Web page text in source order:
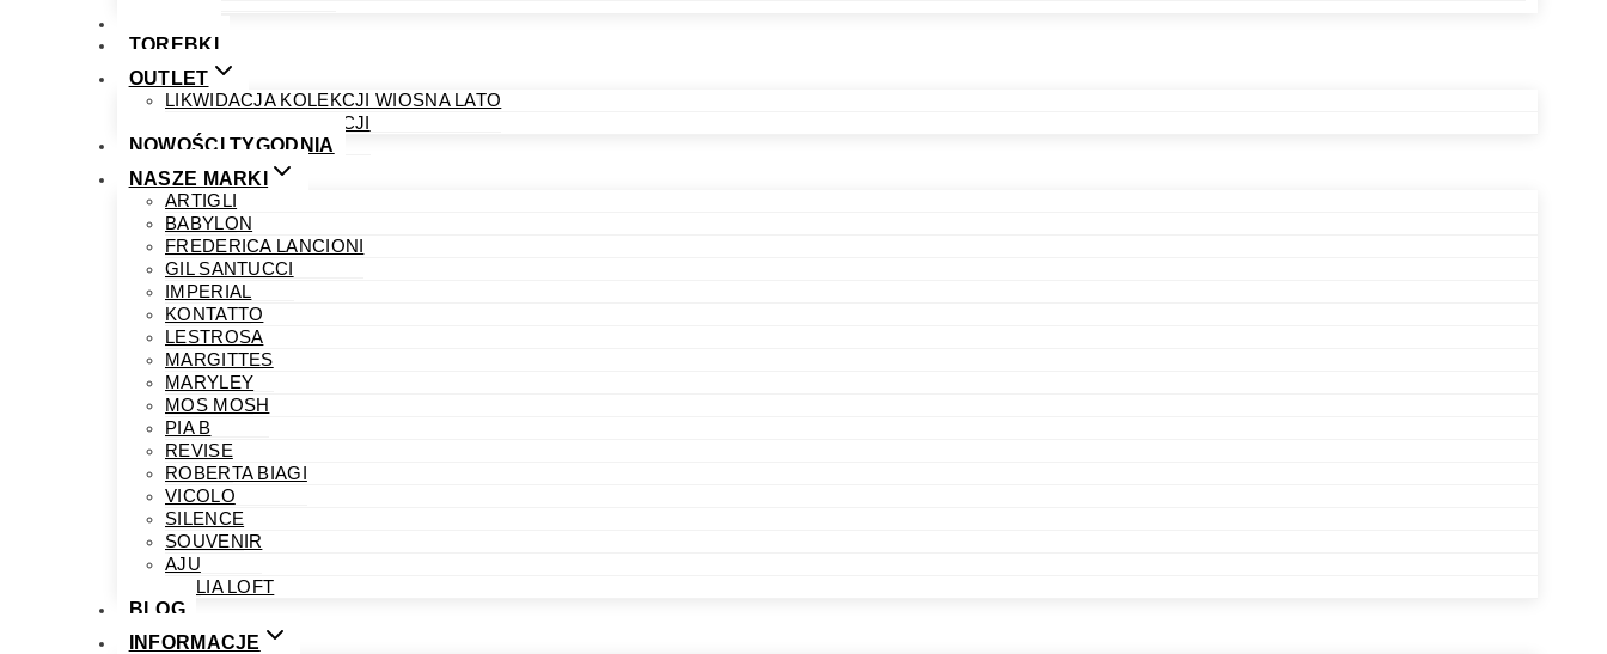
TOREBKI
OUTLET
LIKWIDACJA KOLEKCJI WIOSNA LATO
LIKWIDACJA KOLEKCJI
NOWOŚCI TYGODNIA
NASZE MARKI
ARTIGLI
BABYLON
FREDERICA LANCIONI
GIL SANTUCCI
IMPERIAL
KONTATTO
LESTROSA
MARGITTES
MARYLEY
MOS MOSH
PIA B
REVISE
ROBERTA BIAGI
VICOLO
SILENCE
SOUVENIR
AJU
PHILIA LOFT
BLOG
INFORMACJE